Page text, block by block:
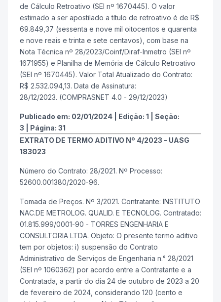
de Cálculo Retroativo (SEI nº 1670445). O valor
estimado a ser apostilado a título de retroativo é de R$
69.849,37 (sessenta e nove mil oitocentos e quarenta
e nove reais e trinta e sete centavos), com base na
Nota Técnica nº 28/2023/Coinf/Diraf-Inmetro (SEI nº
1671955) e Planilha de Memória de Cálculo Retroativo
(SEI nº 1670445). Valor Total Atualizado do Contrato:
R$ 2.532.094,13. Data de Assinatura:
28/12/2023. (COMPRASNET 4.0 - 29/12/2023)
Publicado em: 02/01/2024 Edição: 1
Seção:
3
Página: 31
EXTRATO DE TERMO ADITIVO Nº 4/2023 - UASG
183023
Número do Contrato: 28/2021. Nº Processo:
52600.001380/2020-96.
Tomada de Preços. Nº 3/2021. Contratante: INSTITUTO
NAC.DE METROLOG. QUALID. E TECNOLOG. Contratado:
01.815.999/0001-90 - TORRES ENGENHARIA E
CONSULTORIA LTDA. Objeto: O presente termo aditivo
tem por objetos: i) suspensão do Contrato
Administrativo de Serviços de Engenharia n.° 28/2021
(SEI nº 1060362) por acordo entre a Contratante e a
Contratada, a partir do dia 24 de outubro de 2023 a 20
de fevereiro de 2024, considerando 120 (cento e